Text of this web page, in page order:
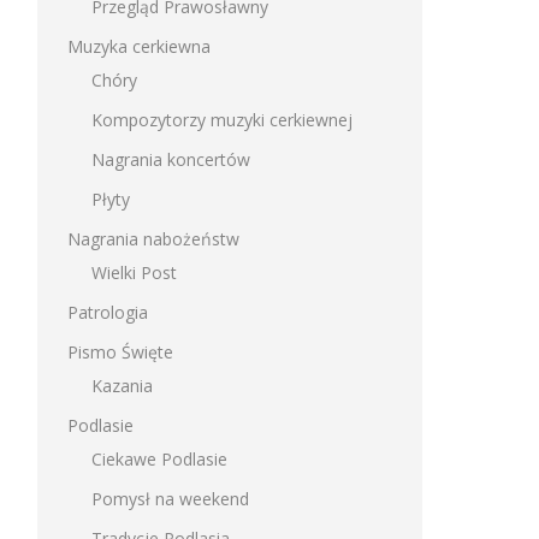
Przegląd Prawosławny
Muzyka cerkiewna
Chóry
Kompozytorzy muzyki cerkiewnej
Nagrania koncertów
Płyty
Nagrania nabożeństw
Wielki Post
Patrologia
Pismo Święte
Kazania
Podlasie
Ciekawe Podlasie
Pomysł na weekend